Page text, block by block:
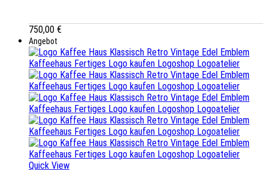
750,00 €
Angebot
Quick View